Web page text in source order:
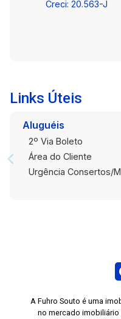
Creci: 20.563-J
Links Úteis
Aluguéis
2º Via Boleto
Área do Cliente
Urgência Consertos/
A Fuhro Souto é uma
no mercado imobiliário